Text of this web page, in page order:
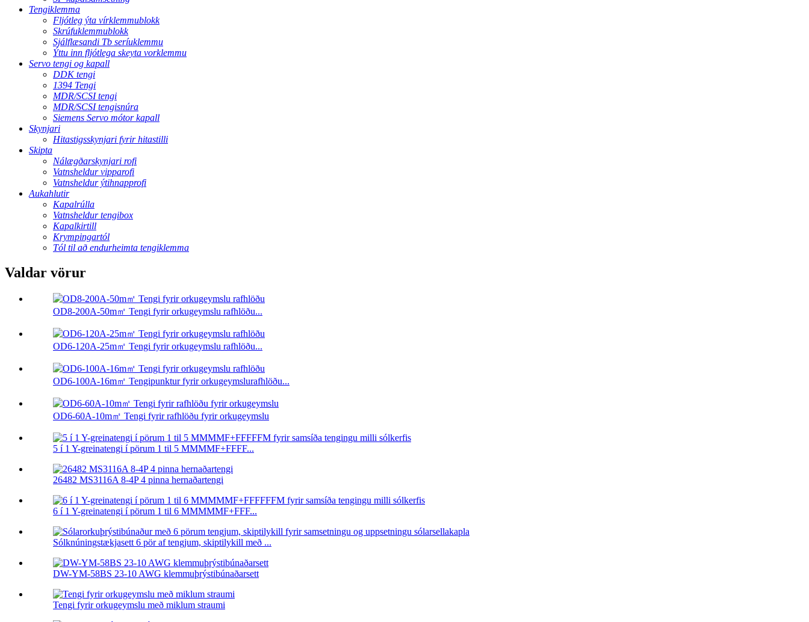
Tengiklemma
Fljótleg ýta vírklemmublokk
Skrúfuklemmublokk
Sjálflæsandi Tb seríuklemmu
Ýttu inn fljótlega skeyta vorklemmu
Servo tengi og kapall
DDK tengi
1394 Tengi
MDR/SCSI tengi
MDR/SCSI tengisnúra
Siemens Servo mótor kapall
Skynjari
Hitastigsskynjari fyrir hitastilli
Skipta
Nálægðarskynjari rofi
Vatnsheldur vipparofi
Vatnsheldur ýtihnapprofi
Aukahlutir
Kapalrúlla
Vatnsheldur tengibox
Kapalkirtill
Krympingartól
Tól til að endurheimta tengiklemma
Valdar vörur
OD8-200A-50m㎡ Tengi fyrir orkugeymslu rafhlöðu...
OD6-120A-25m㎡ Tengi fyrir orkugeymslu rafhlöðu...
OD6-100A-16m㎡ Tengipunktur fyrir orkugeymslurafhlöðu...
OD6-60A-10m㎡ Tengi fyrir rafhlöðu fyrir orkugeymslu
5 í 1 Y-greinatengi í pörum 1 til 5 MMMMF+FFFF...
26482 MS3116A 8-4P 4 pinna hernaðartengi
6 í 1 Y-greinatengi í pörum 1 til 6 MMMMMF+FFF...
Sólknúningstækjasett 6 pör af tengjum, skiptilykill með ...
DW-YM-58BS 23-10 AWG klemmuþrýstibúnaðarsett
Tengi fyrir orkugeymslu með miklum straumi